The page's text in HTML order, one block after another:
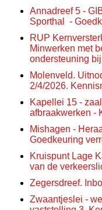
Annadreef 5 -
Sporthal
-
RUP
Minwerken met
ondersteuning
Molenveld.
2/4/2026.
Kapellei 15 -
afbraakwerken -
Mishagen -
Goedkeuring
Kruispunt Lage
van de
Zegersdreef.
Zwaantjeslei -